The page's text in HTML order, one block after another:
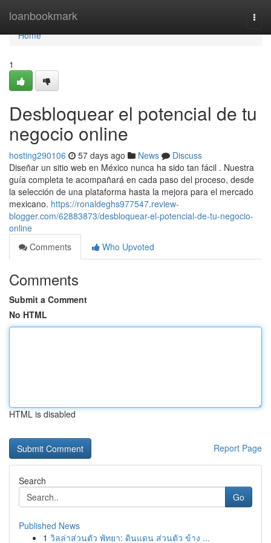
loanbookmark
Home
Home
1
Desbloquear el potencial de tu
negocio online
hosting290106 57 days ago News
Discuss
Diseñar un sitio web en México nunca ha sido tan fácil . Nuestra
guía completa te acompañará en cada paso del proceso, desde
la selección de una plataforma hasta la mejora para el mercado
mexicano. https://ronaldeghs977547.review-
blogger.com/62883873/desbloquear-el-potencial-de-tu-negocio-
online
Comments
Who Upvoted
Comments
Submit a Comment
No HTML
HTML is disabled
Report Page
Search
Go
Published News
1 วิลล่าส่วนตัว พัทยา: ดินแดน ส่วนตัว ข้าง ...